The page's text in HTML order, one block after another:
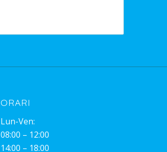
ORARI
Lun-Ven:
08:00 – 12:00
14:00 – 18:00